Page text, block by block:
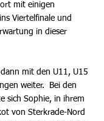
mit einigen
Viertelfinale und
in dieser
mit den U11, U15
weiter.  Bei den
sich Sophie, in ihrem
von Sterkrade-Nord